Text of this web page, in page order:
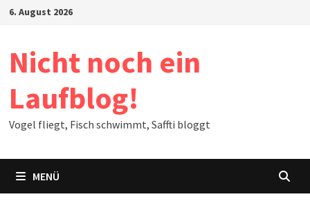
Zum6. August 2026
Nicht noch ein
Laufblog!
Vogel fliegt, Fisch schwimmt, Saffti bloggt
MENÜ